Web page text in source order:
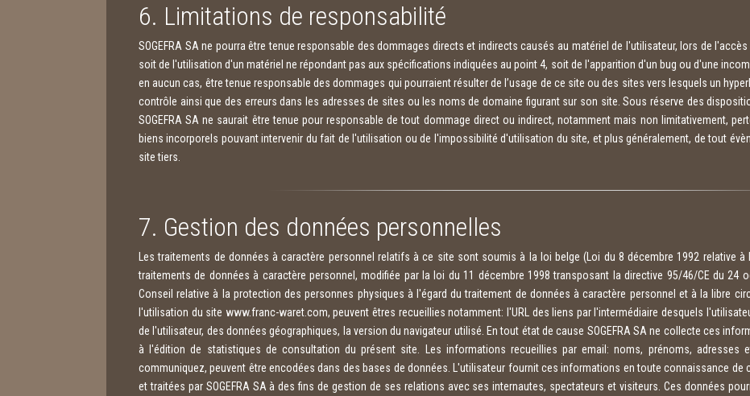
6. Limitations de responsabilité
SOGEFRA SA ne pourra être tenue responsable des dommages directs et indirects causés au matériel de l'utilisateur, lors de
soit de l'utilisation d'un matériel ne répondant pas aux spécifications indiquées au point 4, soit de l'apparition d'un bug ou d'une
en aucun cas, être tenue responsable des dommages qui pourraient résulter de l’usage de ce site ou des sites vers lesquels un
contrôle ainsi que des erreurs dans les adresses de sites ou les noms de domaine figurant sur son site. Sous réserve des
SOGEFRA SA ne saurait être tenue pour responsable de tout dommage direct ou indirect, notamment mais non limitativement,
biens incorporels pouvant intervenir du fait de l'utilisation ou de l'impossibilité d'utilisation du site, et plus généralement, de tout
site tiers.
7. Gestion des données personnelles
Les traitements de données à caractère personnel relatifs à ce site sont soumis à la loi belge (Loi du 8 décembre 1992 relative
traitements de données à caractère personnel, modifiée par la loi du 11 décembre 1998 transposant la directive 95/46/CE du 24
Conseil relative à la protection des personnes physiques à l'égard du traitement de données à caractère personnel et à la libre
l'utilisation du site www.franc-waret.com, peuvent êtres recueillies notamment: l'URL des liens par l'intermédiaire desquels
de l'utilisateur, des données géographiques, la version du navigateur utilisé. En tout état de cause SOGEFRA SA ne collecte ces
à l'édition de statistiques de consultation du présent site. Les informations recueillies par email: noms, prénoms, adresses
communiquez, peuvent être encodées dans des bases de données. L'utilisateur fournit ces informations en toute connaissance de
et traitées par SOGEFRA SA à des fins de gestion de ses relations avec ses internautes, spectateurs et visiteurs. Ces données